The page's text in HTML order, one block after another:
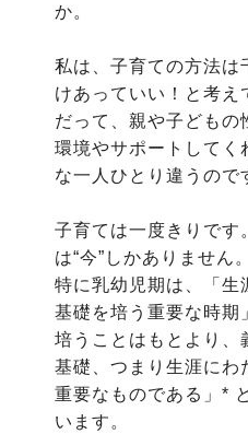
か。
私は、子育ての方法は
けあっていい！と考え
だって、親や子どもの
環境やサポートしてく
な一人ひとり違うので
子育ては一度きりです
は“今”しかありません。
特に乳幼児期は、「生
基礎を培う重要な時期
培うことはもとより、
基礎、つまり生涯にわ
重要なものである」*
います。